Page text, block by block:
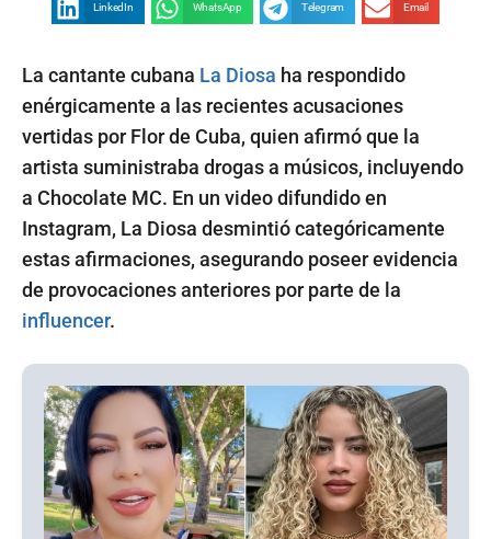
LinkedIn WhatsApp Telegram Email
La cantante cubana La Diosa ha respondido
enérgicamente a las recientes acusaciones
vertidas por Flor de Cuba, quien afirmó que la
artista suministraba drogas a músicos, incluyendo
a Chocolate MC. En un video difundido en
Instagram, La Diosa desmintió categóricamente
estas afirmaciones, asegurando poseer evidencia
de provocaciones anteriores por parte de la
influencer.